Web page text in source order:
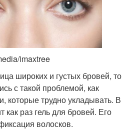
imaxtree
широких и густых бровей, то
с такой проблемой, как
которые трудно укладывать. В
как раз гель для бровей. Его
волосков.